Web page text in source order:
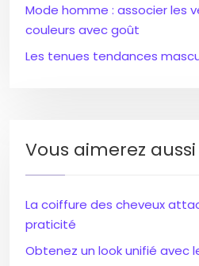
Mode homme : associer les
couleurs avec goût
Les tenues tendances
Vous aimerez aussi
La coiffure des cheveux
praticité
Obtenez un look unifié avec